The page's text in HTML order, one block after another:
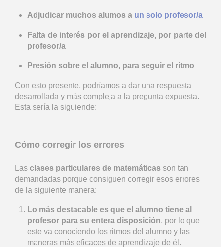
Adjudicar muchos alumos a un solo profesor/a
Falta de interés por el aprendizaje, por parte del
profesor/a
Presión sobre el alumno, para seguir el ritmo
Con esto presente, podríamos a dar una respuesta
desarrollada y más compleja a la pregunta expuesta.
Esta sería la siguiende:
Cómo corregir los errores
Las clases particulares de matemáticas son tan
demandadas porque consiguen corregir esos errores
de la siguiente manera:
Lo más destacable es que el alumno tiene al
profesor para su entera disposición, por lo que
este va conociendo los ritmos del alumno y las
maneras más eficaces de aprendizaje de él.